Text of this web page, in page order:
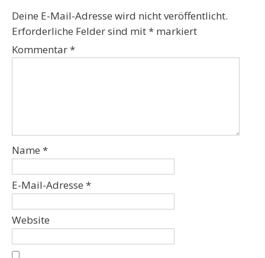
Deine E-Mail-Adresse wird nicht veröffentlicht.
Erforderliche Felder sind mit* markiert
Kommentar*
Name *
E-Mail-Adresse *
Website